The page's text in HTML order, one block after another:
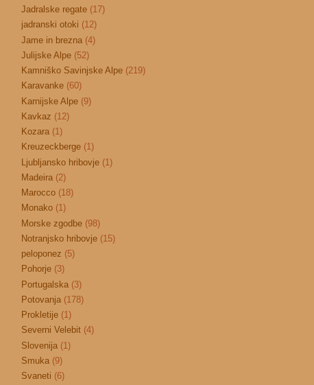
Jadralske regate (17)
jadranski otoki (12)
Jame in brezna (4)
Julijske Alpe (52)
Kamniško Savinjske Alpe (219)
Karavanke (60)
Karnijske Alpe (9)
Kavkaz (12)
Kozara (1)
Kreuzeckberge (1)
Ljubljansko hribovje (1)
Madeira (2)
Marocco (18)
Monako (1)
Morske zgodbe (98)
Notranjsko hribovje (15)
peloponez (5)
Pohorje (3)
Portugalska (3)
Potovanja (178)
Prokletije (1)
Severni Velebit (4)
Slovenija (1)
Smuka (9)
Svaneti (6)